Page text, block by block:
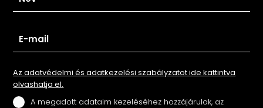
Az adatvédelmi és adatkezelési szabályzatot ide kattintva
olvashatja el.
A megadott adataim kezeléséhez hozzájárulok, az